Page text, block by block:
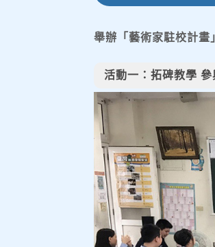
舉辦「藝術家駐校計畫
活動一：拓碑教學